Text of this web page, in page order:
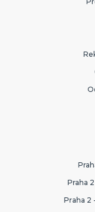
Praha
Praha 2